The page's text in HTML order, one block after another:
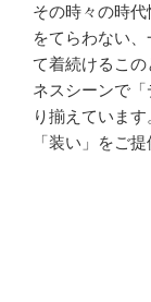
その時々の時
をてらわない
て着続けるこ
ネスシーンで
り揃えていま
「装い」をご提